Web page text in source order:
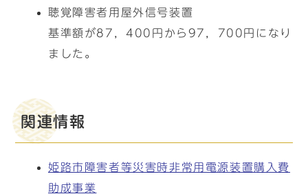
聴覚障害者用屋外信号装置
基準額が87，400円から97，700円になり
ました。
関連情報
姫路市障害者等災害時非常用電源装置購入費
助成事業